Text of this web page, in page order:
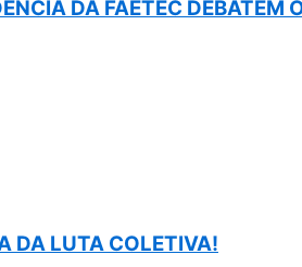
DA FAETEC
DA LUTA COLETIVA!